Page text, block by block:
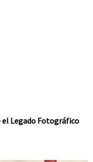
el Legado Fotográfico